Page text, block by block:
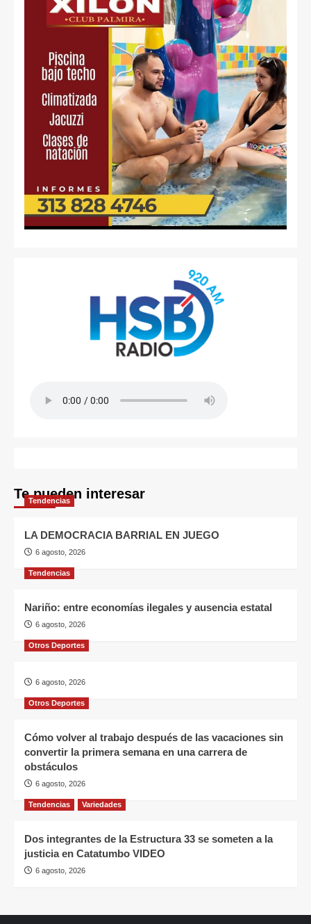
Te pueden interesar
Tendencias
LA DEMOCRACIA BARRIAL EN JUEGO
6 agosto, 2026
Tendencias
Nariño: entre economías ilegales y ausencia estatal
6 agosto, 2026
Otros Deportes
6 agosto, 2026
Otros Deportes
Cómo volver al trabajo después de las vacaciones sin
convertir la primera semana en una carrera de
obstáculos
6 agosto, 2026
Tendencias Variedades
Dos integrantes de la Estructura 33 se someten a la
justicia en Catatumbo VIDEO
6 agosto, 2026